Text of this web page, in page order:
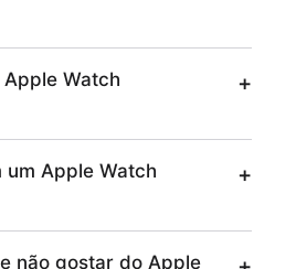
Watch
um Apple Watch
não gostar do Apple